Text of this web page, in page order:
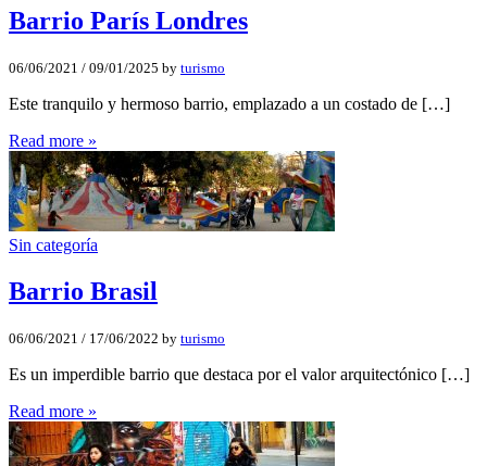
Barrio Parí­s Londres
06/06/2021 / 09/01/2025 by turismo
Este tranquilo y hermoso barrio, emplazado a un costado de […]
Read more »
Sin categoría
Barrio Brasil
06/06/2021 / 17/06/2022 by turismo
Es un imperdible barrio que destaca por el valor arquitectónico […]
Read more »